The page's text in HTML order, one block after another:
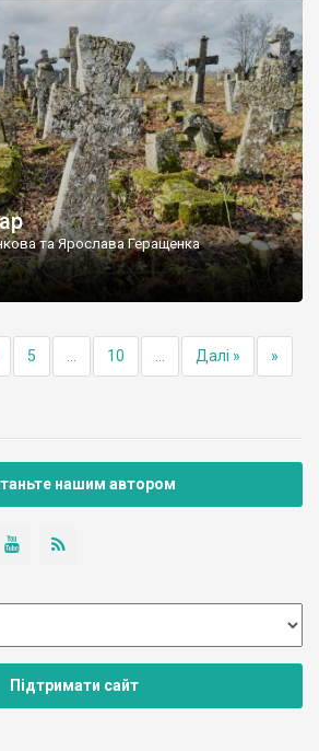
19 століття, є такі, де епітафії стер […]
та Ярослава Геращенка
5 10 Далі » »
нашим автором
Підтримати сайт